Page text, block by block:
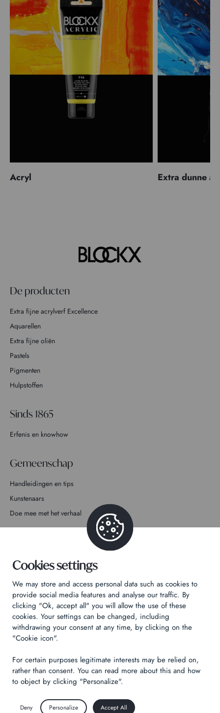
Acryl Extra dunne
De producten
Extra fijne acrylverf Excellence
Aquarellen
Extra fijne oliën
Pastels
Pigmenten
Hulpstoffen
Sinds 1865
Erfenis en knowhow
Gemeenschap
Handleidingen en tips
Kunstenaars
Doe mee met het verhaal
Privacybeleid
Juridische informatie
Technical & Legal informations
Cookies settings
We may store and access personal data such as cookies to
provide social media features and analyse our traffic. By
clicking "Ok, accept all" you will allow the use of these
cookies. Your settings can be changed, including
withdrawing your consent at any time, by clicking on the
"Cookie icon".
For certain purposes legitimate interests may be relied on,
rather than consent. You can read more about this and how
to object by clicking "Personalize".
Deny Personalize Accept All